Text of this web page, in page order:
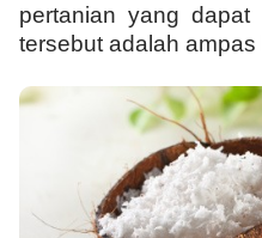
pertanian yang
tersebut adalah ampas